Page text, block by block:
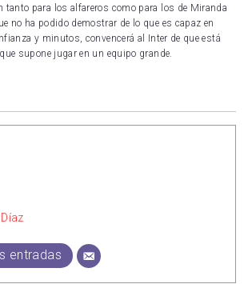
tanto para los alfareros como para los de Miranda
no ha podido demostrar de lo que es capaz en
y minutos, convencerá al Inter de que está
supone jugar en un equipo grande.
entradas